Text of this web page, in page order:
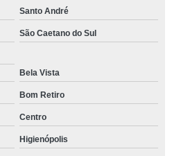
Santo André
São Caetano do Sul
Bela Vista
Bom Retiro
Centro
Higienópolis